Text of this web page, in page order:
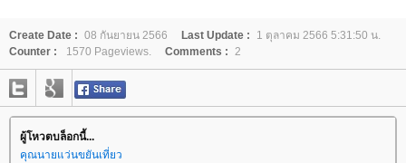
Create Date : 08 กันยายน 2566 Last Update :
1 ตุลาคม 2566 5:31:50 น.
Counter :
1570 Pageviews. Comments : 2
ผู้โหวตบล็อกนี้...
คุณนายแว่นขยันเที่ยว